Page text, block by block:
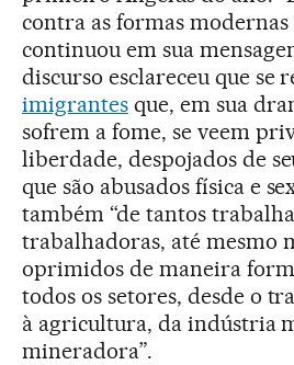
contra as formas modernas
continuou em sua
discurso esclareceu que se
imigrantesque, em sua
sofrem a fome, se veem
liberdade, despojados de
que são abusados física e
também “de tantos
trabalhadoras, até mesmo
oprimidos de maneira
todos os setores, desde o
à agricultura, da indústria
mineradora”.